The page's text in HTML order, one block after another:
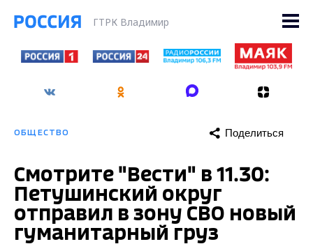
ГТРК Владимир
ОБЩЕСТВО Поделиться
Смотрите "Вести" в 11.30:
Петушинский округ
отправил в зону СВО новый
гуманитарный груз